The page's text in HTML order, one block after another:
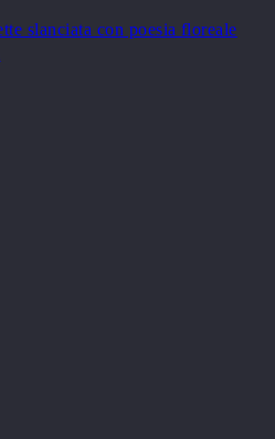
slanciata con poesia floreale